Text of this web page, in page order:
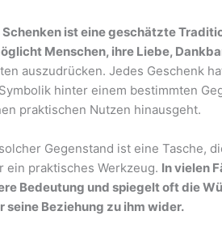
Schenken ist eine geschätzte
Menschen, ihre Liebe,
auszudrücken. Jedes Geschenk
hinter einem bestimmten
praktischen Nutzen hinausgeht.
Gegenstand ist eine Tasche,
ein praktisches Werkzeug. In vielen
Bedeutung und spiegelt oft die
seine Beziehung zu ihm wider.